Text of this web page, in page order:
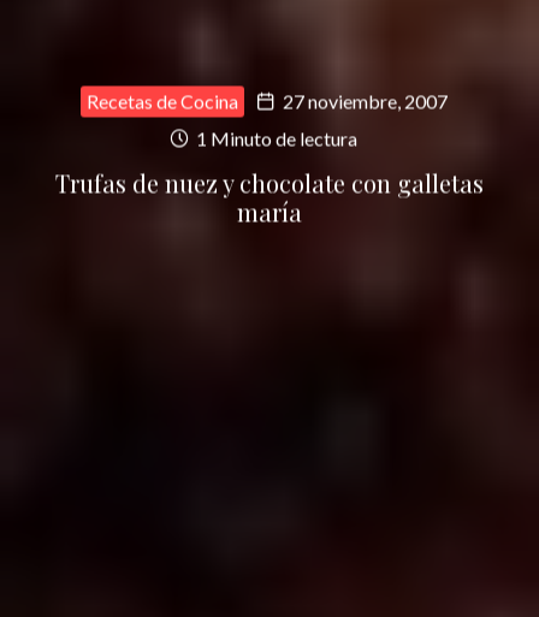
Recetas de Cocina
27 noviembre, 2007
1 Minuto de lectura
Trufas de nuez y chocolate con galletas
maría